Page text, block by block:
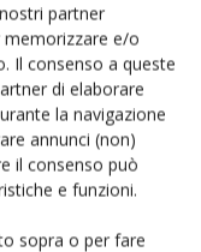
partner
e/o
Il consenso a queste
di elaborare
la navigazione
annunci (non)
il consenso può
e funzioni.
sopra o per fare